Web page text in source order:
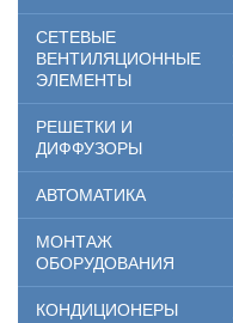
СЕТЕВЫЕ
ВЕНТИЛЯЦИОННЫЕ
ЭЛЕМЕНТЫ
РЕШЕТКИ И
ДИФФУЗОРЫ
АВТОМАТИКА
МОНТАЖ
ОБОРУДОВАНИЯ
КОНДИЦИОНЕРЫ